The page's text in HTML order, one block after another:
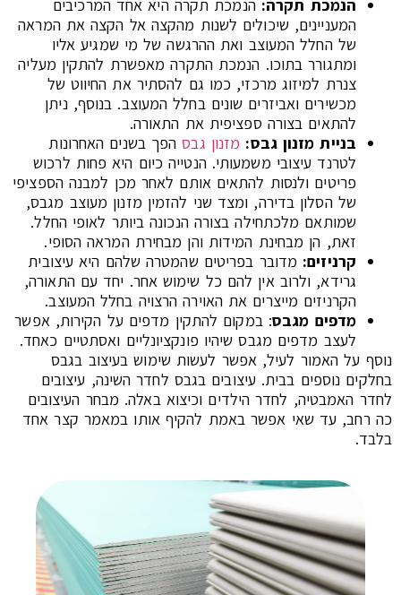
הנמכת תקרה: הנמכת תקרה היא אחד המרכיבים
המעניינים, שיכולים לשנות מהקצה אל הקצה את המראה
של החלל המעוצב ואת ההרגשה של מי שמגיע אליו
ומתגורר בתוכו. הנמכת התקרה מאפשרת להתקין מעליה
צנרת למיזוג מרכזי, כמו גם להסתיר את החיווט של
מכשירים ואביזרים שונים בחלל המעוצב. בנוסף, ניתן
להתאים בצורה ספציפית את התאורה.
בניית מזנון גבס: מזנון גבסהפך בשנים האחרונות
לטרנד עיצובי משמעותי. הנטייה כיום היא פחות לרכוש
פריטים ולנסות להתאים אותם לאחר מכן למבנה הספציפי
של הסלון בדירה, ומצד שני להזמין מזנון מעוצב מגבס,
שמותאם מלכתחילה בצורה הנכונה ביותר לאופי החלל.
זאת, הן מבחינת המידות והן מבחירת המראה הסופי.
קרניזים: מדובר בפריטים שהמטרה שלהם היא עיצובית
גרידא, ולרוב אין להם כל שימוש אחר. יחד עם התאורה,
הקרניזים מייצרים את האוירה הרצויה בחלל המעוצב.
מדפים מגבס: במקום להתקין מדפים על הקירות, אפשר
לעצב מדפים מגבס שיהיו פונקציונליים ואסתטיים כאחד.
נוסף על האמור לעיל, אפשר לעשות שימוש בעיצוב בגבס
בחלקים נוספים בבית. עיצובים בגבס לחדר השינה, עיצובים
לחדר האמבטיה, לחדר הילדים וכיצוא באלה. מבחר העיצובים
כה רחב, עד שאי אפשר באמת להקיף אותו במאמר קצר אחד
בלבד.